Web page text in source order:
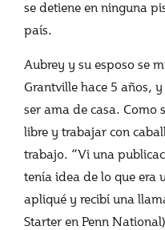
se detiene en ninguna
país.
Aubrey y su esposo se
Grantville hace 5 años,
ser ama de casa. Como
libre y trabajar con
trabajo. “Vi una
tenía idea de lo que era
apliqué y recibí una
Starter en Penn